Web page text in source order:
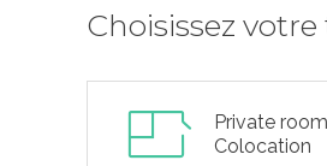
Choisissez
Private
Colocation